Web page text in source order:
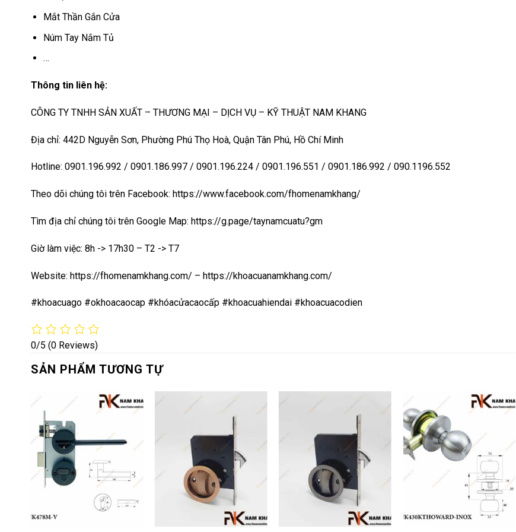
Mắt Thần Gắn Cửa
Núm Tay Nắm Tủ
…
Thông tin liên hệ:
CÔNG TY TNHH SẢN XUẤT – THƯƠNG MẠI – DỊCH VỤ – KỸ THUẬT NAM KHANG
Địa chỉ: 442D Nguyễn Sơn, Phường Phú Thọ Hoà, Quận Tân Phú, Hồ Chí Minh
Hotline: 0901.196.992 / 0901.186.997 / 0901.196.224 / 0901.196.551 / 0901.186.992 / 090.1196.552
Theo dõi chúng tôi trên Facebook: https://www.facebook.com/fhomenamkhang/
Tìm địa chỉ chúng tôi trên Google Map: https://g.page/taynamcuatu?gm
Giờ làm việc: 8h -> 17h30 – T2 -> T7
Website: https://fhomenamkhang.com/ – https://khoacuanamkhang.com/
#khoacuago #okhoacaocap #khóacửacaocấp #khoacuahiendai #khoacuacodien
0/5 (0 Reviews)
SẢN PHẨM TƯƠNG TỰ